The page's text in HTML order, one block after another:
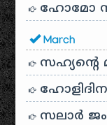
ഹോമോ
March
സഹ്യന്റെ
സലാർ